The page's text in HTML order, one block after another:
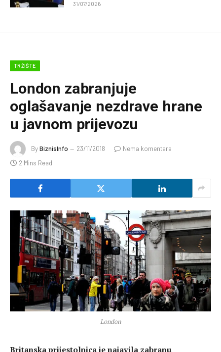
31/07/2026
TRŽIŠTE
London zabranjuje
oglašavanje nezdrave hrane
u javnom prijevozu
ByBiznisInfo 23/11/2018
Nema komentara
2 Mins Read
London
Britanska prijestolnica je najavila zabranu